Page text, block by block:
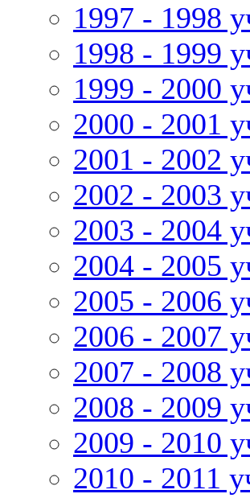
1997 - 1998
1998 - 1999
1999 - 2000
2000 - 2001
2001 - 2002
2002 - 2003
2003 - 2004
2004 - 2005
2005 - 2006
2006 - 2007
2007 - 2008
2008 - 2009
2009 - 2010
2010 - 2011